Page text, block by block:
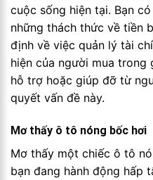
cuộc sống hiện tại. Bạn
những thách thức về tiền
định về việc quản lý tài
hiện của người mua
hỗ trợ hoặc giúp đỡ từ
quyết vấn đề này.
Mơ thấy ô tô nóng bốc hơi
Mơ thấy một chiếc ô tô
bạn đang hành động hấp